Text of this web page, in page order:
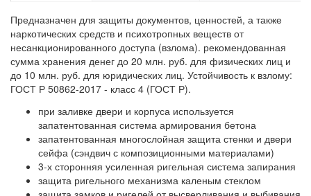
Предназначен для защиты документов, ценностей, а также
наркотических средств и психотропных веществ от
несанкционированного доступа (взлома). рекомендованная
сумма хранения денег до 20 млн. руб. для физических лиц и
до 10 млн. руб. для юридических лиц. Устойчивость к взлому:
ГОСТ Р 50862-2017 - класс 4 (ГОСТ Р).
при заливке двери и корпуса используется
запатентованная система армирования бетона
запатентованная многослойная защита стенки и двери
сейфа (сэндвич с композиционными материалами)
3-х сторонняя усиленная ригельная система запирания
защита ригельного механизма каленым стеклом